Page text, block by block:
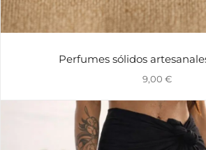
Perfumes sólidos
9,00 €